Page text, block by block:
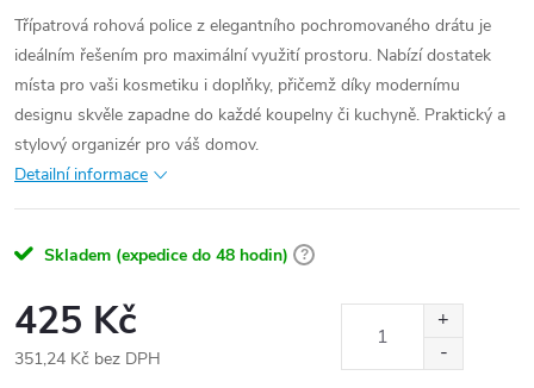
Třípatrová rohová police z elegantního pochromovaného drátu je
ideálním řešením pro maximální využití prostoru. Nabízí dostatek
místa pro vaši kosmetiku i doplňky, přičemž díky modernímu
designu skvěle zapadne do každé koupelny či kuchyně. Praktický a
stylový organizér pro váš domov.
Detailní informace
Skladem (expedice do 48 hodin) ?
425 Kč
351,24 Kč bez DPH